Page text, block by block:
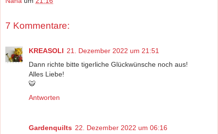
7 Kommentare:
KREASOLI 21. Dezember 2022 um 21:51
Dann richte bitte tigerliche Glückwünsche noch aus!
Alles Liebe!
🐯
Antworten
Gardenquilts 22. Dezember 2022 um 06:16